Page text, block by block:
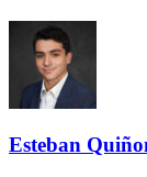
Esteban